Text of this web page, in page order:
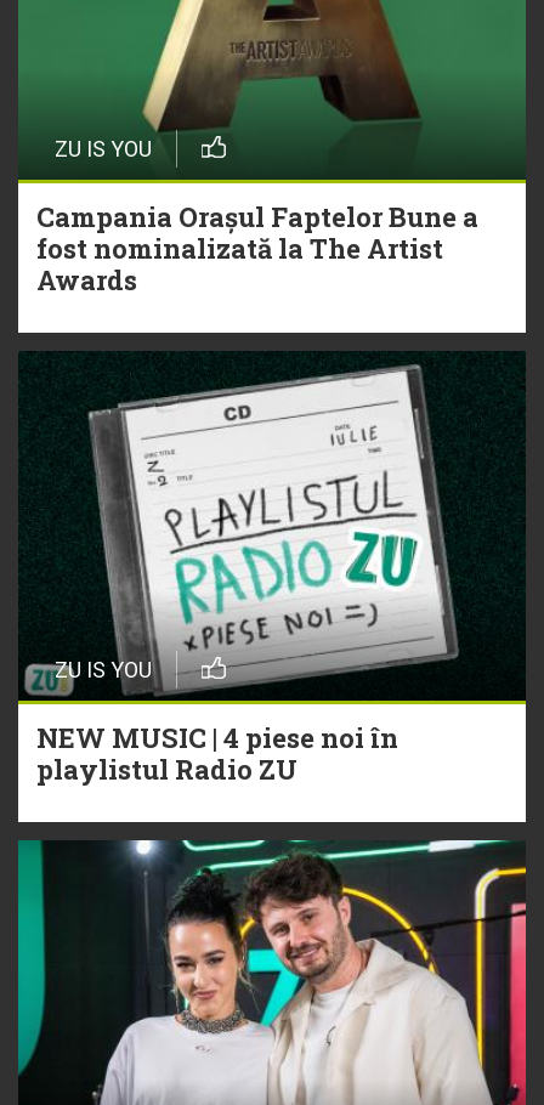
ZU IS YOU
Campania Orașul Faptelor Bune a
fost nominalizată la The Artist
Awards
ZU IS YOU
NEW MUSIC | 4 piese noi în
playlistul Radio ZU